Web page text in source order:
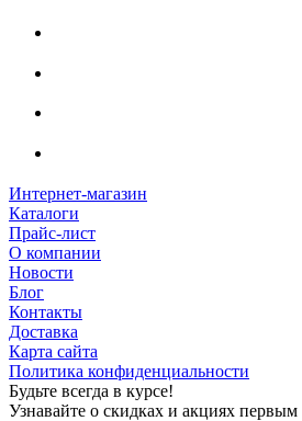
Интернет-магазин
Каталоги
Прайс-лист
О компании
Новости
Блог
Контакты
Доставка
Карта сайта
Политика конфиденциальности
Будьте всегда в курсе!
Узнавайте о скидках и акциях первым